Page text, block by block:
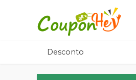
Desconto